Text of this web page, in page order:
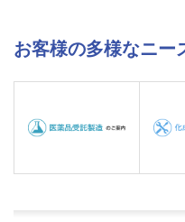
お客様の多様なニー